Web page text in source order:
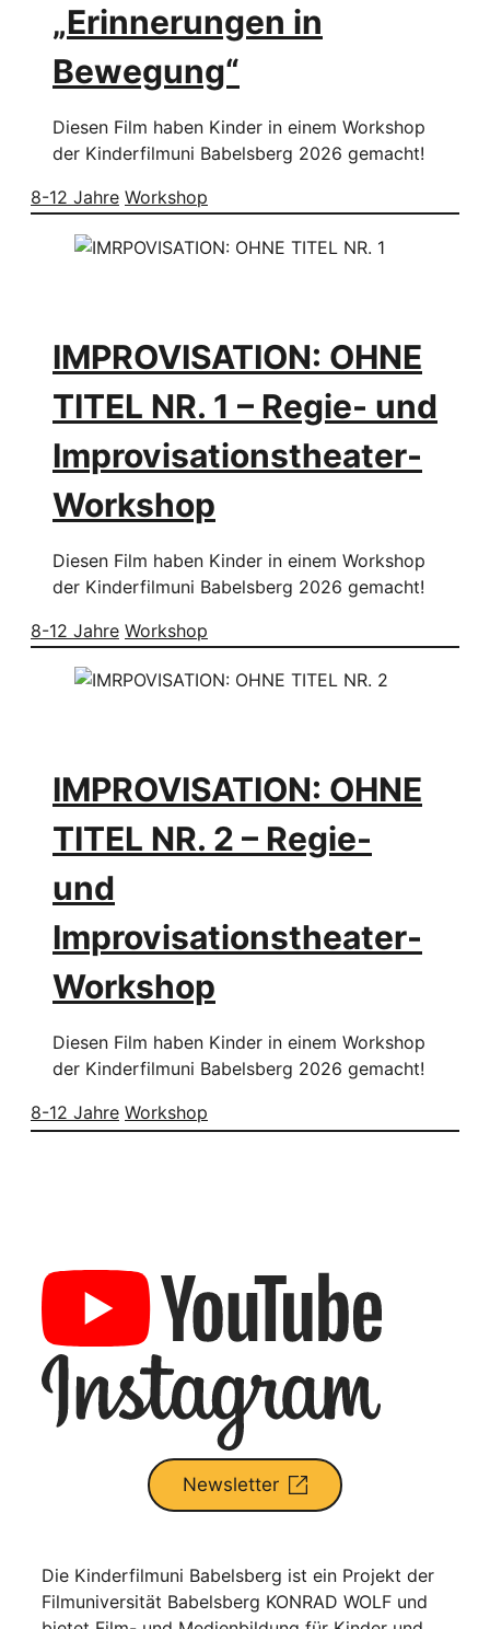
„Erinnerungen in
Bewegung“
Diesen Film haben Kinder in einem Workshop
der Kinderfilmuni Babelsberg 2026 gemacht!
8-12 Jahre Workshop
IMPROVISATION: OHNE
TITEL NR. 1 – Regie- und
Improvisationstheater-
Workshop
Diesen Film haben Kinder in einem Workshop
der Kinderfilmuni Babelsberg 2026 gemacht!
8-12 Jahre Workshop
IMPROVISATION: OHNE
TITEL NR. 2 – Regie-
und
Improvisationstheater-
Workshop
Diesen Film haben Kinder in einem Workshop
der Kinderfilmuni Babelsberg 2026 gemacht!
8-12 Jahre Workshop
Newsletter
Die Kinderfilmuni Babelsberg ist ein Projekt der
Filmuniversität Babelsberg KONRAD WOLF und